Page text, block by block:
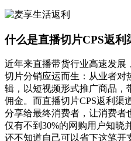
什么是直播切片CPS返利
近年来直播带货行业高速发展
切片分销应运而生：从业者对
辑，以短视频形式推广商品，
佣金。而直播切片CPS返利渠
分享给最终消费者，让消费者
仅有不到30%的网购用户知晓
还不知道自己可以省下这笔开